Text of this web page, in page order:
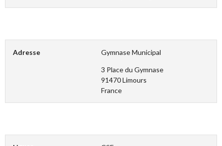
Adresse Gymnase Municipal
3 Place du Gymnase
91470 Limours
France